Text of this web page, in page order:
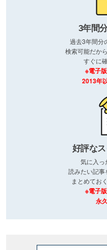
3年間
過去3年間分
検索可能だか
すぐに
※電子
2013年
好評な
気に入っ
読みたい記事
まとめてお
※電子
永